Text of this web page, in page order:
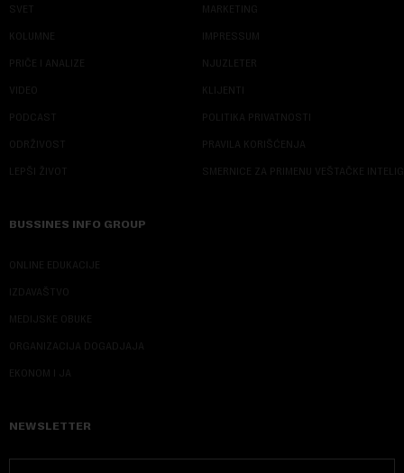
SVET
KOLUMNE
PRIČE I ANALIZE
VIDEO
PODCAST
ODRŽIVOST
LEPŠI ŽIVOT
MARKETING
IMPRESSUM
NJUZLETER
KLIJENTI
POLITIKA PRIVATNOSTI
PRAVILA KORIŠĆENJA
SMERNICE ZA PRIMENU VEŠTAČKE
BUSSINES INFO GROUP
ONLINE EDUKACIJE
IZDAVAŠTVO
MEDIJSKE OBUKE
ORGANIZACIJA DOGADJAJA
EKONOM I JA
NEWSLETTER